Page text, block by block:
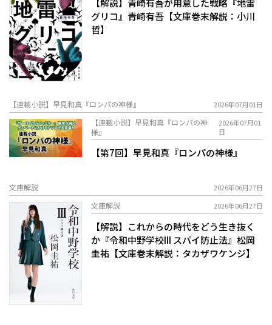
グリコ』青崎有吾【文庫巻末解説：小川
哲】
【連載小説】早見和真『ロンパの神様』 2026年07月01日
【連載小説】早見和真『ロンパの神
様』
2026年07月01
日
【第7回】早見和真『ロンパの神様』
文庫解説 2026年06月27日
文庫解説 2026年06月27日
【解説】これからの時代をどう生き抜く
か――『令和中野学校III スパイ防止法』松岡
圭祐【文庫巻末解説：タカザワケンジ】